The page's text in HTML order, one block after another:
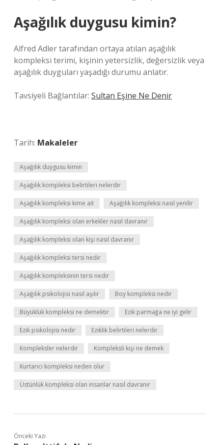
Aşağılık duygusu kimin?
Alfred Adler tarafından ortaya atılan aşağılık
kompleksi terimi, kişinin yetersizlik, değersizlik veya
aşağılık duyguları yaşadığı durumu anlatır.
Tavsiyeli Bağlantılar: Sultan Eşine Ne Denir
Tarih: Makaleler
Aşağılık duygusu kimin
Aşağılık kompleksi belirtileri nelerdir
Aşağılık kompleksi kime ait Aşağılık kompleksi nasıl yenilir
Aşağılık kompleksi olan erkekler nasıl davranır
Aşağılık kompleksi olan kişi nasıl davranır
Aşağılık kompleksi tersi nedir
Aşağılık kompleksinin tersi nedir
Aşağılık psikolojisi nasıl aşılır Boy kompleksi nedir
Büyüklük kompleksi ne demektir Ezik parmağa ne iyi gelir
Ezik psikolojisi nedir Eziklik belirtileri nelerdir
Kompleksler nelerdir Kompleksli kişi ne demek
Kurtarıcı kompleksi neden olur
Üstünlük kompleksi olan insanlar nasıl davranır
Önceki Yazı